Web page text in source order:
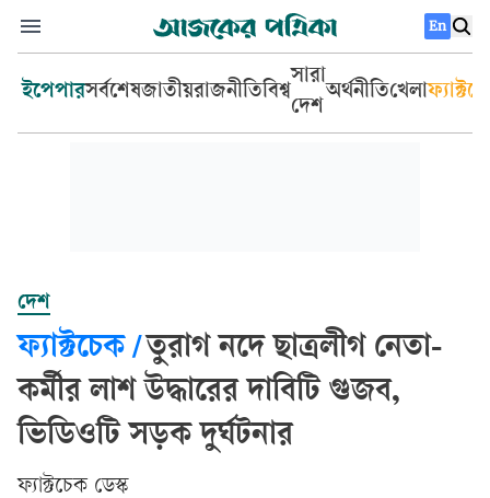
En
ইপেপারসর্বশেষজাতীয়রাজনীতিবিশ্ব
সারা
দেশ
অর্থনীতিখেলা
দেশ
ফ্যাক্টচেক /তুরাগ নদে ছাত্রলীগ নেতা-
কর্মীর লাশ উদ্ধারের দাবিটি গুজব,
ভিডিওটি সড়ক দুর্ঘটনার
ফ্যাক্টচেক ডেস্ক